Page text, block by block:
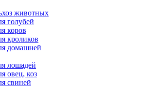
животных
голубей
коров
кроликов
домашней
лошадей
овец, коз
свиней